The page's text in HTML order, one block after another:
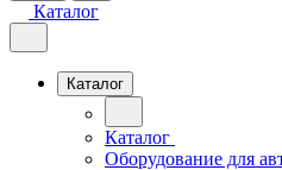
Каталог
Каталог
Каталог
Оборудование для